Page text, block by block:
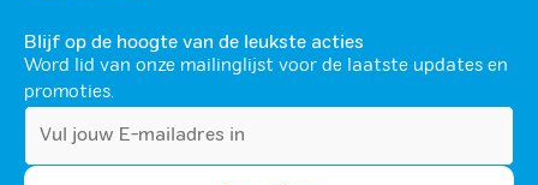
Blijf op de hoogte van de leukste acties
Word lid van onze mailinglijst voor de laatste updates en
promoties.